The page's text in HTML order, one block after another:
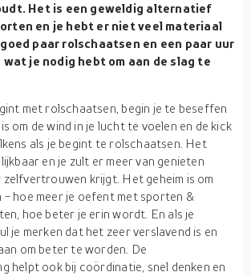
Het is een geweldig alternatief
en je hebt er niet veel materiaal
paar rolschaatsen en een paar uur
je nodig hebt om aan de slag te
met rolschaatsen, begin je te beseffen
om de wind in je lucht te voelen en de kick
als je begint te rolschaatsen. Het
en je zult er meer van genieten
zelfvertrouwen krijgt. Het geheim is om
- hoe meer je oefent met sporten &
hoe beter je erin wordt. En als je
je merken dat het zeer verslavend is en
om beter te worden. De
helpt ook bij coördinatie, snel denken en